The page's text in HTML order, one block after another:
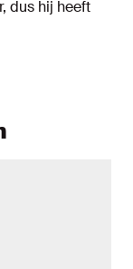
dus hij heeft